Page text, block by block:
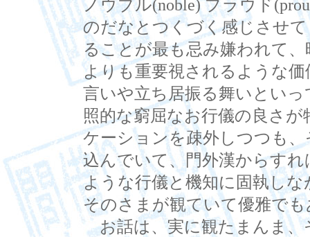
ノウブル(noble) プラウド
のだなとつくづく感じさせ
ることが最も忌み嫌われて
よりも重要視されるような
言いや立ち居振る舞いとい
照的な窮屈なお行儀の良さ
ケーションを疎外しつつも
込んでいて、門外漢からす
ような行儀と機知に固執し
そのさまが観ていて優雅で
お話は、実に観たまんま、